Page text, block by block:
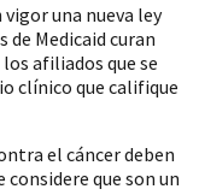
una nueva ley
de Medicaid curan
afiliados que se
clínico que califique
el cáncer deben
que son un